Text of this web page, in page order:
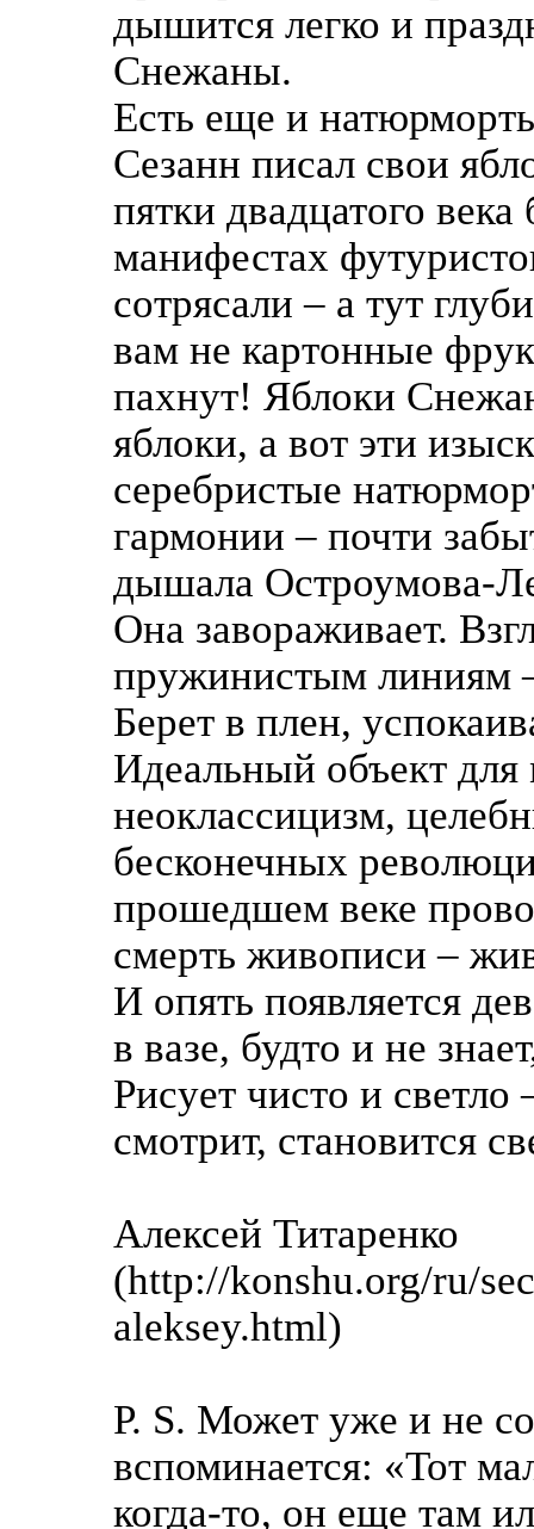
дышится легко и
Снежаны.
Есть еще и
Сезанн писал свои
пятки двадцатого
манифестах
сотрясали – а тут
вам не картонные
пахнут! Яблоки
яблоки, а вот эти
серебристые
гармонии – почти
дышала Остроумова-
Она завораживает.
пружинистым линиям
Берет в плен,
Идеальный объект
неоклассицизм,
бесконечных
прошедшем веке
смерть живописи –
И опять появляется
в вазе, будто и не
Рисует чисто и
смотрит, становится
Алексей Титаренко
(http://konshu.org/ru/
aleksey.html)
P. S. Может уже и не
вспоминается: «Тот
когда-то, он еще там